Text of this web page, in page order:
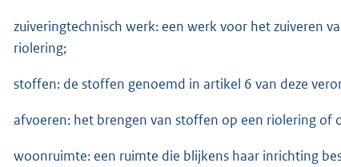
zuiveringtechnisch werk: een werk voor het zuiveren
riolering;
stoffen: de stoffen genoemd in artikel 6 van deze
afvoeren: het brengen van stoffen op een riolering of
woonruimte: een ruimte die blijkens haar inrichting